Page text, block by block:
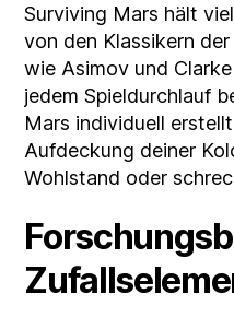
Surviving Mars hält
von den Klassikern
wie Asimov und
jedem Spieldurchlauf
Mars individuell
Aufdeckung deiner
Wohlstand oder